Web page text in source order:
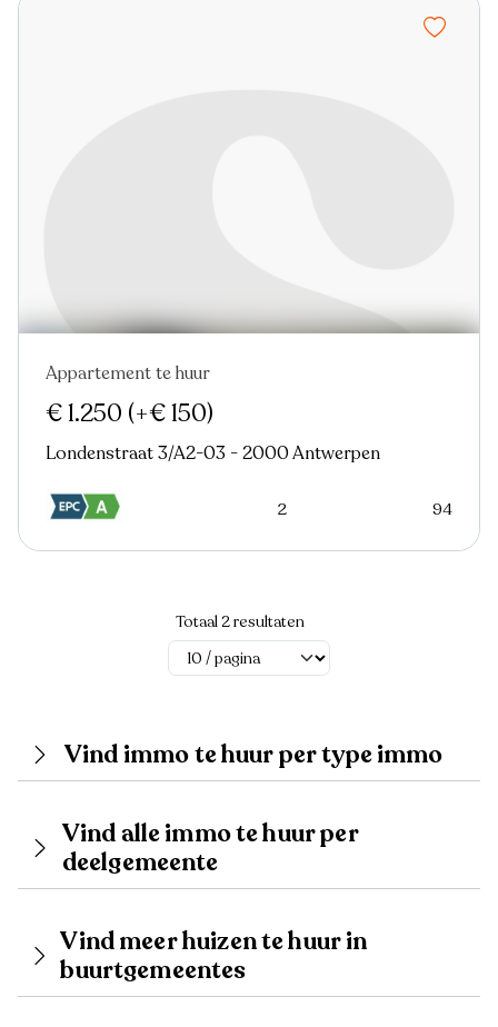
Nieuw
Appartement te huur
€ 1.250 (+€ 150)
Londenstraat 3/A2-03 - 2000 Antwerpen
2 94
Totaal 2 resultaten
Vind immo te huur per type immo
Vind alle immo te huur per
deelgemeente
Vind meer huizen te huur in
buurtgemeentes